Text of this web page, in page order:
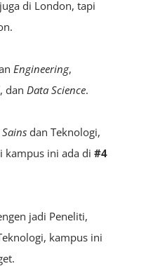
di London, tapi
Engineering,
, dan Data Science.
Sains dan Teknologi,
kampus ini ada di #4
jadi Peneliti,
kampus ini